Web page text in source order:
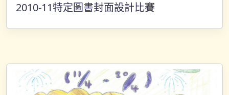
2010-11特定圖書封面設計比賽